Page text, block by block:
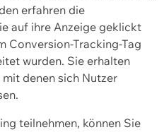
erfahren die
auf ihre Anzeige geklickt
Conversion-Tracking-Tag
wurden. Sie erhalten
denen sich Nutzer
teilnehmen, können Sie